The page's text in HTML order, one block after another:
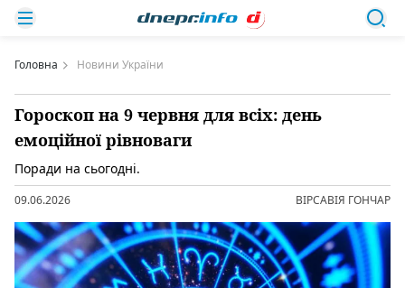
Головна Новини України
Гороскоп на 9 червня для всіх: день
емоційної рівноваги
Поради на сьогодні.
09.06.2026 ВІРСАВІЯ ГОНЧАР